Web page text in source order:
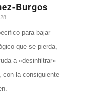
Burgos
para bajar
que se pierda,
a «desinfiltrar»
con la consiguiente